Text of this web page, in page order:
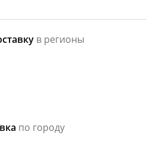
в регионы
по городу